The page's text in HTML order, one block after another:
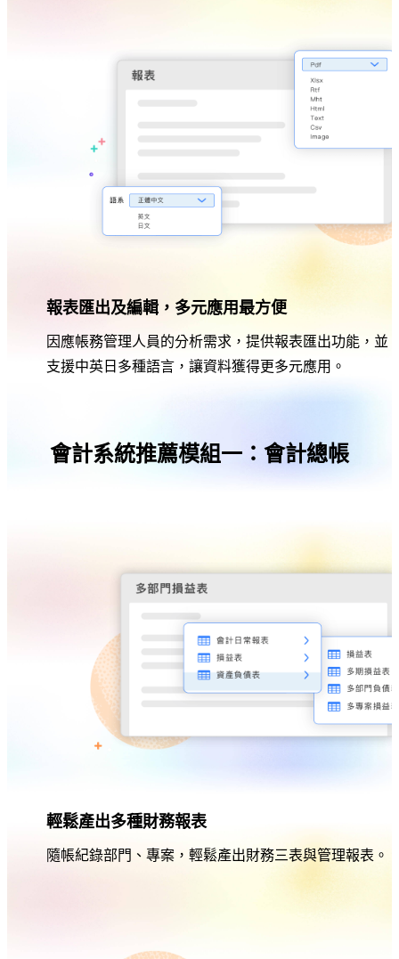
報表匯出及編輯，多元應用最方便
因應帳務管理人員的分析需求，提供報表匯出功能，並
支援中英日多種語言，讓資料獲得更多元應用。
會計系統推薦模組一：會計總帳
輕鬆產出多種財務報表
隨帳紀錄部門、專案，輕鬆產出財務三表與管理報表。